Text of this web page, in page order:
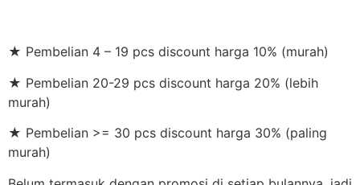
★ Pembelian 4 – 19 pcs discount harga 10% (murah)
★ Pembelian 20-29 pcs discount harga 20% (lebih
murah)
★ Pembelian >= 30 pcs discount harga 30% (paling
murah)